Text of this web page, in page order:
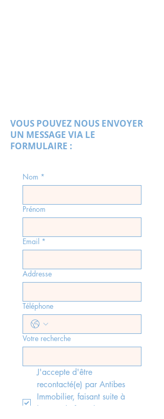
VOUS POUVEZ NOUS ENVOYER
UN MESSAGE VIA LE
FORMULAIRE :
Nom *
Prénom
Email *
Addresse
Téléphone
Votre recherche
J'accepte d'être
recontacté(e) par Antibes
Immobilier, faisant suite à
l'envoi du formulaire,